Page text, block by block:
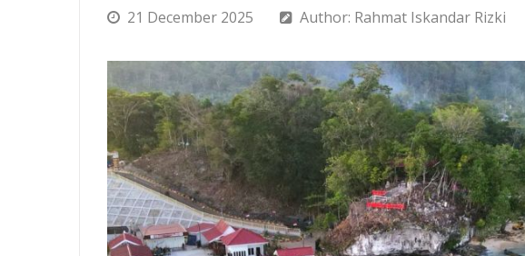
21 December 2025 Author: Rahmat Iskandar Rizki